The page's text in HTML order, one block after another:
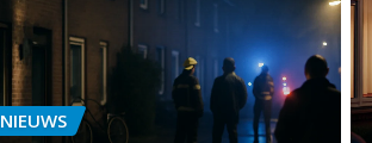
NIEUWS